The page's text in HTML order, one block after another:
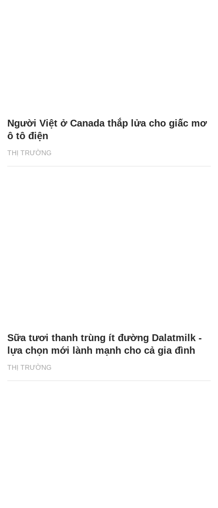
THỊ TRƯỜNG
Người Việt ở Canada thắp lửa cho giấc mơ
ô tô điện
THỊ TRƯỜNG
Sữa tươi thanh trùng ít đường Dalatmilk -
lựa chọn mới lành mạnh cho cả gia đình